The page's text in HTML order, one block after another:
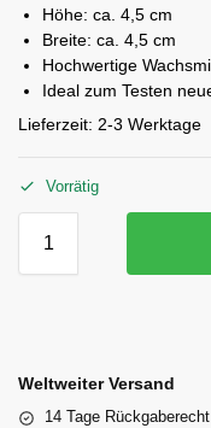
Höhe: ca. 4,5 cm
Breite: ca. 4,5 cm
Hochwertige
Ideal zum Testen
Lieferzeit: 2-3 Werktage
Vorrätig
Weltweiter Versand
14 Tage Rückgaberecht